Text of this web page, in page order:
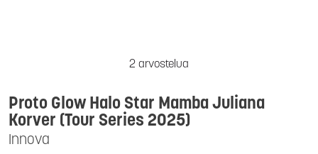
2 arvostelua
Innova
Proto Glow Halo Star Mamba Juliana
Korver (Tour Series 2025)